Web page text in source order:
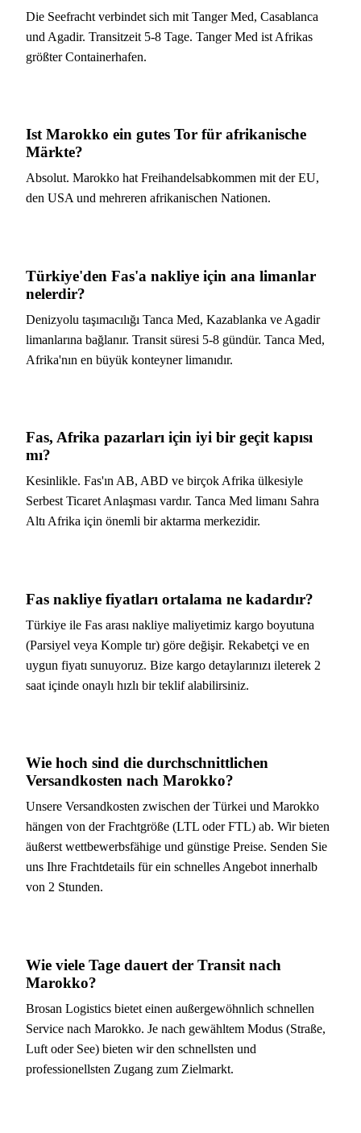
Die Seefracht verbindet sich mit Tanger Med, Casablanca
und Agadir. Transitzeit 5-8 Tage. Tanger Med ist Afrikas
größter Containerhafen.
Ist Marokko ein gutes Tor für afrikanische
Märkte?
Absolut. Marokko hat Freihandelsabkommen mit der EU,
den USA und mehreren afrikanischen Nationen.
Türkiye'den Fas'a nakliye için ana limanlar
nelerdir?
Denizyolu taşımacılığı Tanca Med, Kazablanka ve Agadir
limanlarına bağlanır. Transit süresi 5-8 gündür. Tanca Med,
Afrika'nın en büyük konteyner limanıdır.
Fas, Afrika pazarları için iyi bir geçit kapısı
mı?
Kesinlikle. Fas'ın AB, ABD ve birçok Afrika ülkesiyle
Serbest Ticaret Anlaşması vardır. Tanca Med limanı Sahra
Altı Afrika için önemli bir aktarma merkezidir.
Fas nakliye fiyatları ortalama ne kadardır?
Türkiye ile Fas arası nakliye maliyetimiz kargo boyutuna
(Parsiyel veya Komple tır) göre değişir. Rekabetçi ve en
uygun fiyatı sunuyoruz. Bize kargo detaylarınızı ileterek 2
saat içinde onaylı hızlı bir teklif alabilirsiniz.
Wie hoch sind die durchschnittlichen
Versandkosten nach Marokko?
Unsere Versandkosten zwischen der Türkei und Marokko
hängen von der Frachtgröße (LTL oder FTL) ab. Wir bieten
äußerst wettbewerbsfähige und günstige Preise. Senden Sie
uns Ihre Frachtdetails für ein schnelles Angebot innerhalb
von 2 Stunden.
Wie viele Tage dauert der Transit nach
Marokko?
Brosan Logistics bietet einen außergewöhnlich schnellen
Service nach Marokko. Je nach gewähltem Modus (Straße,
Luft oder See) bieten wir den schnellsten und
professionellsten Zugang zum Zielmarkt.